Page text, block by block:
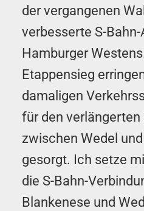
der vergangenen
verbesserte S-
Hamburger
Etappen­sieg
damaligen
für den
zwischen Wedel
gesorgt. Ich setze
die S-Bahn-
Blankenese und